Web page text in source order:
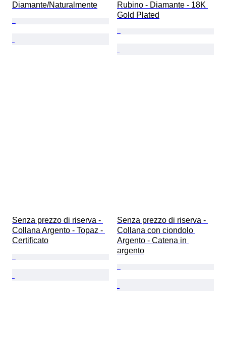
Diamante/Naturalmente
Rubino - Diamante - 18K
Gold Plated
Senza prezzo di riserva -
Collana Argento - Topaz -
Certificato
Senza prezzo di riserva -
Collana con ciondolo
Argento - Catena in
argento